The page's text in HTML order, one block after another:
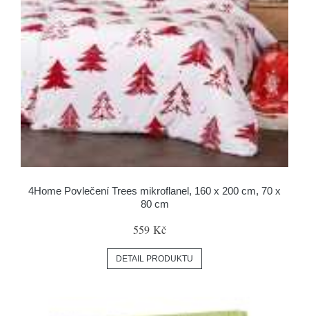
4Home Povlečení Trees mikroflanel, 160 x 200 cm, 70 x
80 cm
559 Kč
DETAIL PRODUKTU